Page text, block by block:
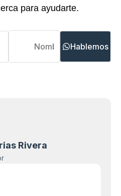
para ayudarte.
Hablemos
Rivera